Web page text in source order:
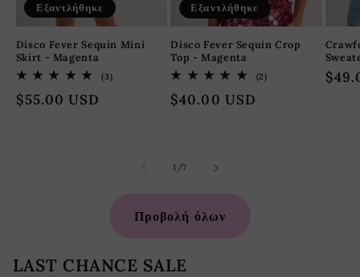
Εξαντλήθηκε
Disco Fever Sequin Mini
Skirt - Magenta
(3)3
Κανονική
$55.00 USD
Εξαντλήθηκε
Disco Fever Sequin Crop
Top - Magenta
(2)2
Κανονική
$40.00 USD
1 /
από
7
Προβολή όλων
LAST CHANCE SALE